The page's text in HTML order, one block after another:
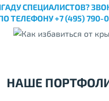
СПЕЦИАЛИСТОВ?
ТЕЛЕФОНУ +7 (495) 790-
НАШЕ